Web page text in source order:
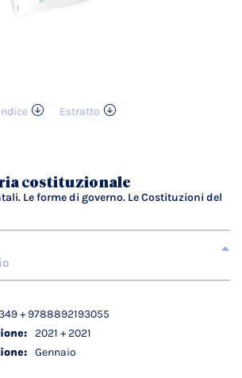
Estratto
costituzionale
Le forme di governo. Le Costituzioni del
+ 9788892193055
2021 + 2021
Gennaio